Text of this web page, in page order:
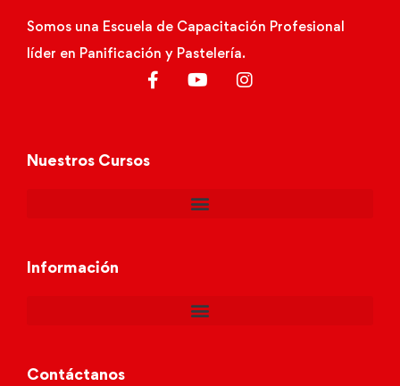
Somos una Escuela de Capacitación Profesional
líder en Panificación y Pastelería.
Nuestros Cursos
Información
Contáctanos